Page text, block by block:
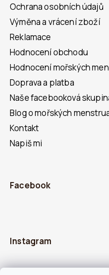
Ochrana osobních údajů
Výměna a vrácení zboží
Reklamace
Hodnocení obchodu
Hodnocení mořských
Doprava a platba
Naše facebooková
Blog o mořských
Kontakt
Napiš mi
Facebook
Instagram